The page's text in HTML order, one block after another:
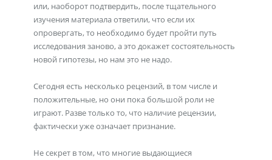
или, наоборот подтвердить, после тщательного
изучения материала ответили, что если их
опровергать, то необходимо будет пройти путь
исследования заново, а это докажет состоятельность
новой гипотезы, но нам это не надо.
Сегодня есть несколько рецензий, в том числе и
положительные, но они пока большой роли не
играют. Разве только то, что наличие рецензии,
фактически уже означает признание.
Не секрет в том, что многие выдающиеся